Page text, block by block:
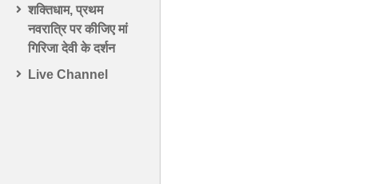
शक्तिधाम, प्रथम
नवरात्रि पर कीजिए मां
गिरिजा देवी के दर्शन
Live Channel